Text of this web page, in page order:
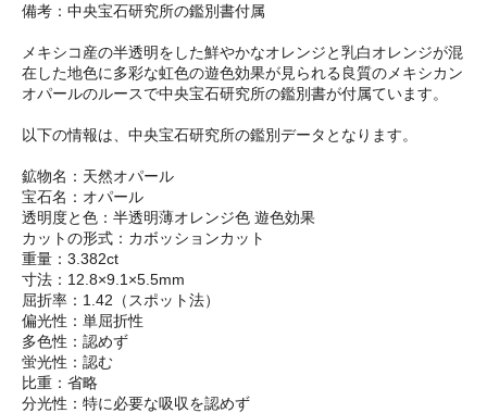
備考：中央宝石研究所の鑑別書付属
メキシコ産の半透明をした鮮やかなオレンジと乳白オレンジが混
在した地色に多彩な虹色の遊色効果が見られる良質のメキシカン
オパールのルースで中央宝石研究所の鑑別書が付属ています。
以下の情報は、中央宝石研究所の鑑別データとなります。
鉱物名：天然オパール
宝石名：オパール
透明度と色：半透明薄オレンジ色 遊色効果
カットの形式：カボッションカット
重量：3.382ct
寸法：12.8×9.1×5.5mm
屈折率：1.42（スポット法）
偏光性：単屈折性
多色性：認めず
蛍光性：認む
比重：省略
分光性：特に必要な吸収を認めず